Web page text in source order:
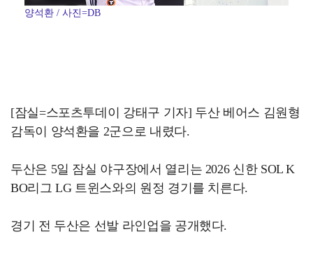
양석환 / 사진=DB
[잠실=스포츠투데이 강태구 기자] 두산 베어스 김원형
감독이 양석환을 2군으로 내렸다.
두산은 5일 잠실 야구장에서 열리는 2026 신한 SOL K
BO리그 LG 트윈스와의 원정 경기를 치른다.
경기 전 두산은 선발 라인업을 공개했다.